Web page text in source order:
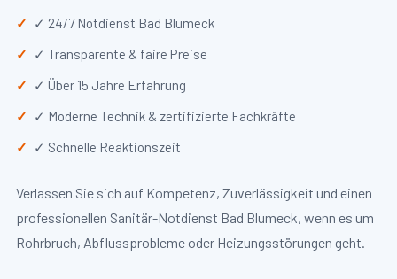
✓ 24/7 Notdienst Bad Blumeck
✓ Transparente & faire Preise
✓ Über 15 Jahre Erfahrung
✓ Moderne Technik & zertifizierte Fachkräfte
✓ Schnelle Reaktionszeit
Verlassen Sie sich auf Kompetenz, Zuverlässigkeit und einen
professionellen Sanitär-Notdienst Bad Blumeck, wenn es um
Rohrbruch, Abflussprobleme oder Heizungsstörungen geht.